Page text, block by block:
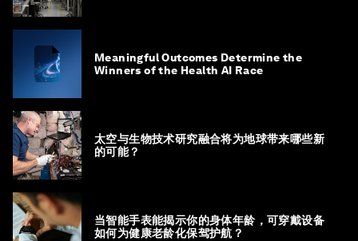
Meaningful Outcomes Determine the
Winners of the Health AI Race
太空与生物技术研究融合将为地球带来哪些新
的可能？
当智能手表能揭示你的身体年龄，可穿戴设备
如何为健康老龄化保驾护航？